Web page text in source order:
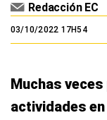
Redacción EC
03/10/2022 17H54
Muchas
actividades